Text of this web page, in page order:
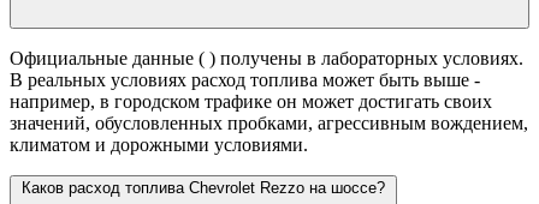
Официальные данные ( ) получены в лабораторных условиях.
В реальных условиях расход топлива может быть выше -
например, в городском трафике он может достигать своих
значений, обусловленных пробками, агрессивным вождением,
климатом и дорожными условиями.
Каков расход топлива Chevrolet Rezzo на шоссе?